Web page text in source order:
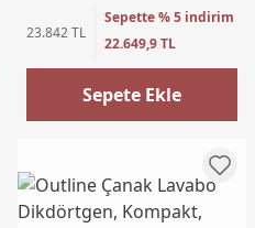
23.842 TL
Sepette % 5 indirim
22.649,9 TL
Sepete Ekle